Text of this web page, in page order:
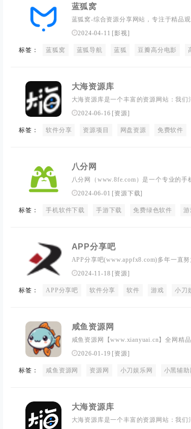
蓝狐窝
蓝狐窝-综合资源分享网站，专注于精品
镜像分享。蓝狐窝值得可靠分享杂货铺。
2024-04-11 [影视]
标签： 蓝狐窝 蓝狐导航 蓝狐 豆瓣高分电影
大海资源库
大海资源库是一个丰富的资源网站：我们
盘资源，涵盖了操作系统、设计软件、办
您在这里一站式解决各种问题。完全免
们的全站资源均为免费分享，您无需花费
2024-06-16 [资源]
标签： 软件分享 资源项目 网盘资源 免费软件
八分网
八分网（www.8fe.com）是一个专业的
典游戏和实用软件下载。我们致力于分享
2024-06-01 [资源下载]
标签： 手机软件下载 手游下载 免费绿色软件 游
APP分享吧
APP分享吧(www.appfx8.com)多年一直
解游戏辅助外挂优质资源。自学教程网不
多年来每天坚持分享网络技术资源，努
吧。
2024-11-18 [资源]
标签： APP分享吧 软件分享 软件 游戏 小刀
咸鱼资源网
咸鱼资源网【www.xianyuai.cn】全网精
辅助,这里无所不有。
2026-01-19 [资源]
标签： 咸鱼资源网 资源网 小刀娱乐网 小黑辅助
大海资源库
大海资源库是一个丰富的资源网站：我们